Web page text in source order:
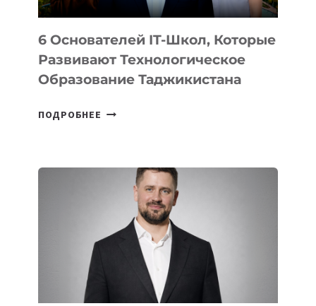
6 Основателей IT-Школ, Которые
Развивают Технологическое
Образование Таджикистана
ПОДРОБНЕЕ
КОТОРЫЕ
РАЗВИВАЮТ
ТЕХНОЛОГИЧЕСКОЕ
ОБРАЗОВАНИЕ
ТАДЖИКИСТАНА